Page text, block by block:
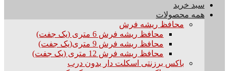
سبد خرید
همه محصولات
محافظ ریشه فرش
محافظ ریشه فرش 6 متری (یک جفت)
محافظ ریشه فرش 9 متری(یک جفت)
محافظ ریشه فرش 12 متری (یک جفت)
باکس برزنتی اسکلت دار بدون درب